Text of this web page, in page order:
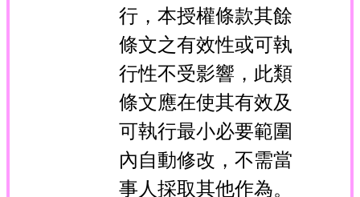
行，本授權條款其餘
條文之有效性或可執
行性不受影響，此類
條文應在使其有效及
可執行最小必要範圍
內自動修改，不需當
事人採取其他作為。